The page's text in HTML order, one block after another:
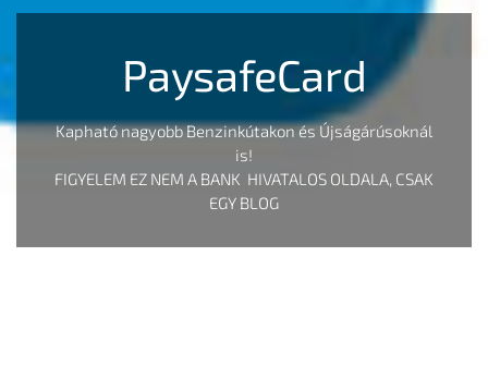
PaysafeCard
Kapható nagyobb Benzinkútakon és Újságárúsoknál
is!
FIGYELEM EZ NEM A BANK HIVATALOS OLDALA, CSAK
EGY BLOG